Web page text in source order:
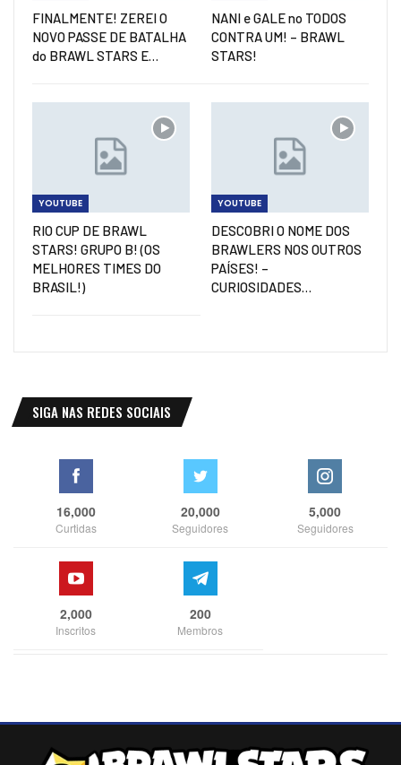
FINALMENTE! ZEREI O
NOVO PASSE DE BATALHA
do BRAWL STARS E…
NANI e GALE no TODOS
CONTRA UM! – BRAWL
STARS!
YOUTUBE
RIO CUP DE BRAWL
STARS! GRUPO B! (OS
MELHORES TIMES DO
BRASIL!)
YOUTUBE
DESCOBRI O NOME DOS
BRAWLERS NOS OUTROS
PAÍSES! –
CURIOSIDADES…
SIGA NAS REDES SOCIAIS
16,000
Curtidas
20,000
Seguidores
5,000
Seguidores
2,000
Inscritos
200
Membros